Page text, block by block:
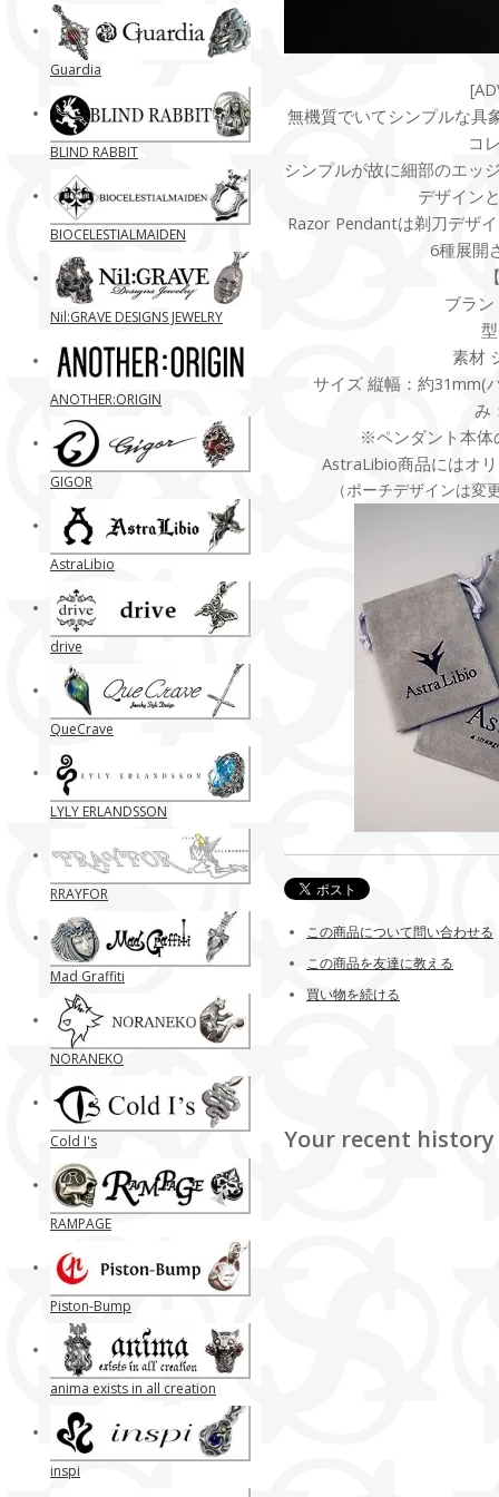
無機質でいてシンプルな具
コ
シンプルが故に細部のエッ
デザイン
Razor Pendantは剃刀デザ
6種展開
ブラ
素材
サイズ 縦幅：約31mm(
み
※ペンダント本体
AstraLibio商品にはオ
（ポーチデザインは
この商品について問い合わせる
この商品を友達に教える
買い物を続ける
Your recent history
Guardia
BLIND RABBIT
BIOCELESTIALMAIDEN
Nil:GRAVE DESIGNS JEWELRY
ANOTHER:ORIGIN
GIGOR
AstraLibio
drive
QueCrave
LYLY ERLANDSSON
RRAYFOR
Mad Graffiti
NORANEKO
Cold I's
RAMPAGE
Piston-Bump
anima exists in all creation
inspi